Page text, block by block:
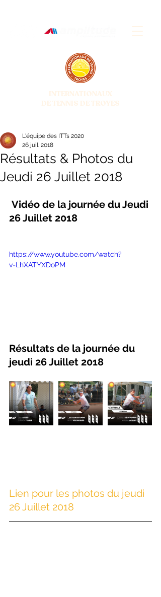
INTERNATIONAUX
DE TENNIS DE TROYES
Résultats & Photos du
Jeudi 26 Juillet 2018
L'équipe des ITTs 2020
26 juil. 2018
26 Juillet 2018
https://www.youtube.com/watch?
v=LhXATYXDoPM
Résultats de la journée du
jeudi 26 Juillet 2018
Lien pour les photos du jeudi
26 Juillet 2018